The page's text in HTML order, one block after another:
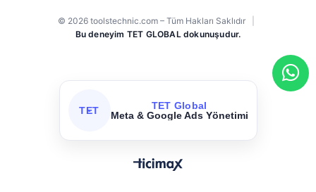
© 2026 toolstechnic.com – Tüm Hakları Saklıdır
Bu deneyim TET GLOBAL dokunuşudur.
TET
TET Global
Meta & Google Ads Yönetimi